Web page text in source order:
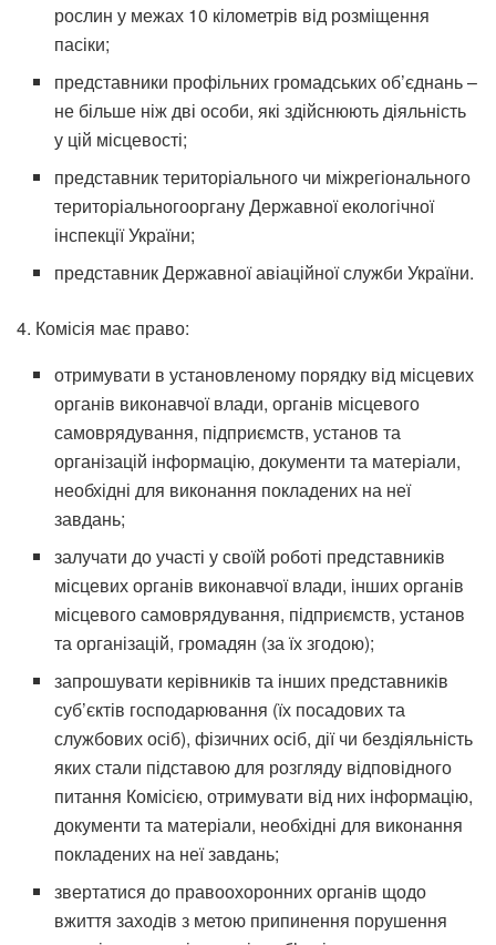
рослин у межах 10 кілометрів від розміщення
пасіки;
представники профільних громадських об’єднань –
не більше ніж дві особи, які здійснюють діяльність
у цій місцевості;
представник територіального чи міжрегіонального
територіальногооргану Державної екологічної
інспекції України;
представник Державної авіаційної служби України.
4. Комісія має право:
отримувати в установленому порядку від місцевих
органів виконавчої влади, органів місцевого
самоврядування, підприємств, установ та
організацій інформацію, документи та матеріали,
необхідні для виконання покладених на неї
завдань;
залучати до участі у своїй роботі представників
місцевих органів виконавчої влади, інших органів
місцевого самоврядування, підприємств, установ
та організацій, громадян (за їх згодою);
запрошувати керівників та інших представників
суб’єктів господарювання (їх посадових та
службових осіб), фізичних осіб, дії чи бездіяльність
яких стали підставою для розгляду відповідного
питання Комісією, отримувати від них інформацію,
документи та матеріали, необхідні для виконання
покладених на неї завдань;
звертатися до правоохоронних органів щодо
вжиття заходів з метою припинення порушення